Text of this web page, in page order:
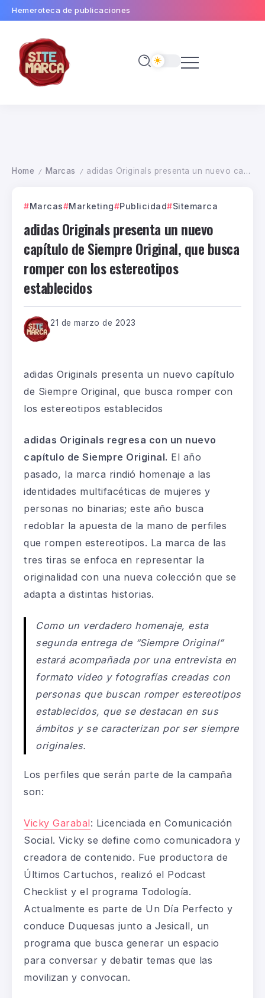
Hemeroteca de publicaciones
Home / Marcas / adidas Originals presenta un nuevo capítulo de Siempre Original, que busca romper con los estereotipos establecidos
Marcas Marketing Publicidad Sitemarca
adidas Originals presenta un nuevo
capítulo de Siempre Original, que busca
romper con los estereotipos
establecidos
21 de marzo de 2023
adidas Originals presenta un nuevo capítulo
de Siempre Original, que busca romper con
los estereotipos establecidos
adidas Originals regresa con un nuevo
capítulo de Siempre Original. El año
pasado, la marca rindió homenaje a las
identidades multifacéticas de mujeres y
personas no binarias; este año busca
redoblar la apuesta de la mano de perfiles
que rompen estereotipos. La marca de las
tres tiras se enfoca en representar la
originalidad con una nueva colección que se
adapta a distintas historias.
Como un verdadero homenaje, esta
segunda entrega de “Siempre Original”
estará acompañada por una entrevista en
formato video y fotografías creadas con
personas que buscan romper estereotipos
establecidos, que se destacan en sus
ámbitos y se caracterizan por ser siempre
originales.
Los perfiles que serán parte de la campaña
son:
Vicky Garabal: Licenciada en Comunicación
Social. Vicky se define como comunicadora y
creadora de contenido. Fue productora de
Últimos Cartuchos, realizó el Podcast
Checklist y el programa Todología.
Actualmente es parte de Un Día Perfecto y
conduce Duquesas junto a Jesicall, un
programa que busca generar un espacio
para conversar y debatir temas que las
movilizan y convocan.